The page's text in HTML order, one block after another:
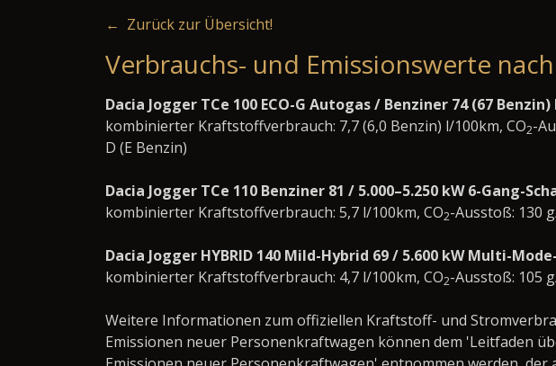
← Zurück zur Übersicht!
Verbrauchs- und Emissionswerte nach
Dacia Jogger TCe 100 ECO-G Autogas / Benziner 74 (67
kombinierter Kraftstoffverbrauch: 7,7 (6,0 Benzin) l/100km, CO2-
D (E Benzin)
Dacia Jogger TCe 110 Benziner 81 / 5.000–5.250 kW 6-Gang-
kombinierter Kraftstoffverbrauch: 5,7 l/100km, CO2-Ausstoß: 130
Dacia Jogger HYBRID 140 Mild-Hybrid 69 / 5.600 kW Multi-
kombinierter Kraftstoffverbrauch: 4,7 l/100km, CO2-Ausstoß: 105
Weitere Informationen zum offiziellen Kraftstoff- und
Emissionen neuer Personenkraftwagen können dem 'Leitfaden